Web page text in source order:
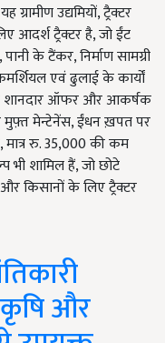
उद्यमियों, ट्रैक्टर
आदर्श ट्रैक्टर है, जो ईंट
के टैंकर, निर्माण सामग्री
एवं ढुलाई के कार्यों
शानदार ऑफर और आकर्षक
मुफ़्त मेन्टेनेंस, ईंधन ख़पत पर
रु. 35,000 की कम
शामिल हैं, जो छोटे
किसानों के लिए ट्रैक्टर
कृषि और